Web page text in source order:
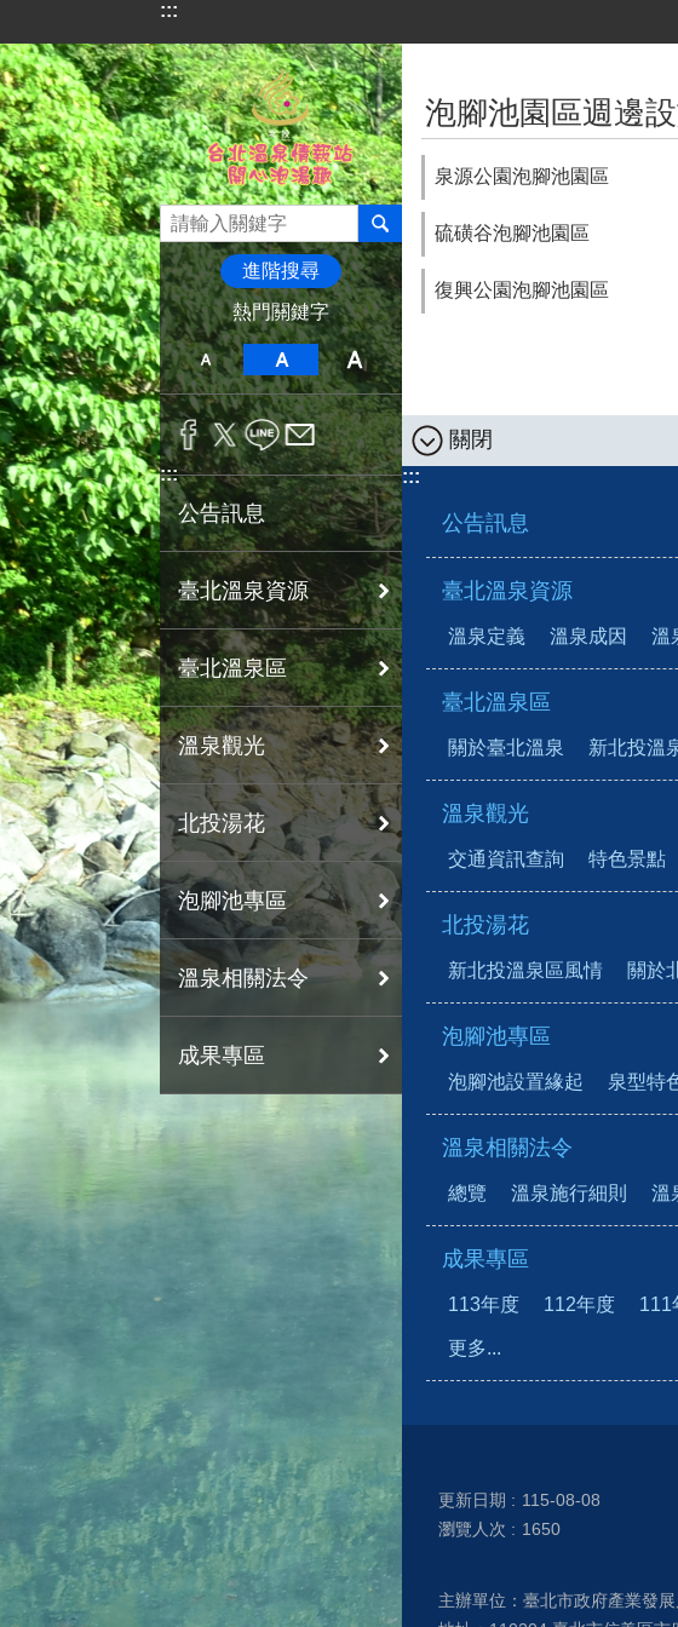
跳到主要內容區塊
:::
進階搜尋
熱門關鍵字
:::
公告訊息
臺北溫泉資源
臺北溫泉區
溫泉觀光
北投湯花
泡腳池專區
溫泉相關法令
成果專區
泡腳池園區週邊
泉源公園泡腳池園區
硫磺谷泡腳池園區
復興公園泡腳池園區
關閉
:::
公告訊息
臺北溫泉資源
溫泉定義 溫泉成因 溫
臺北溫泉區
關於臺北溫泉 新北投溫
溫泉觀光
交通資訊查詢 特色景點
北投湯花
新北投溫泉區風情 關於
泡腳池專區
泡腳池設置緣起 泉型特
溫泉相關法令
總覽 溫泉施行細則 溫
成果專區
113年度 112年度 111
更多...
更新日期
115-08-08
瀏覽人次
1650
主辦單位：臺北市政府產業發展